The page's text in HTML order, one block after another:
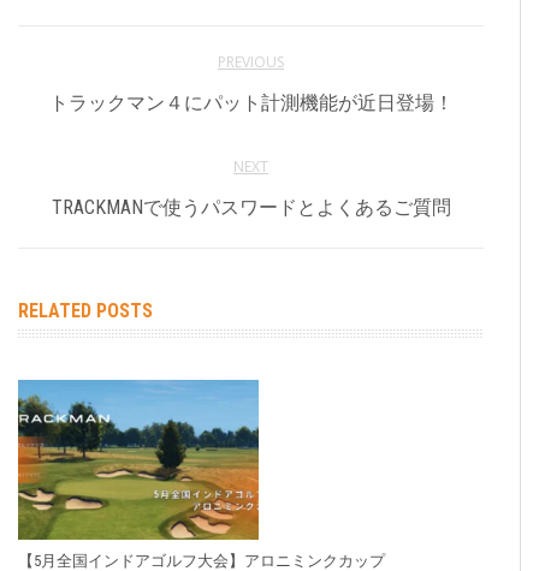
PREVIOUS
トラックマン４にパット計測機能が近日登場！
NEXT
TRACKMANで使うパスワードとよくあるご質問
RELATED POSTS
【5月全国インドアゴルフ大会】アロニミンクカップ